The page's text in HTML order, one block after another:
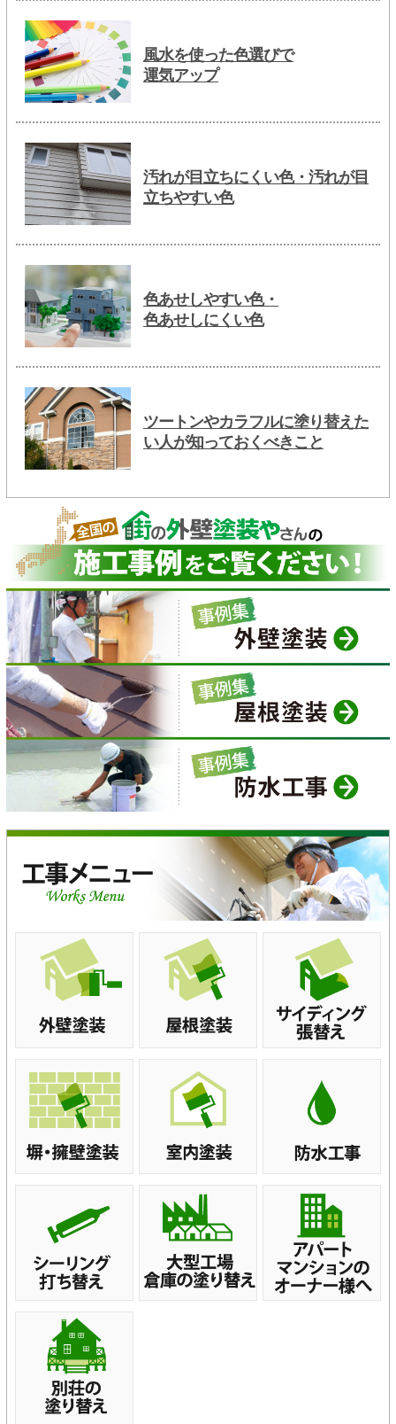
風水を使った色選びで
運気アップ
汚れが目立ちにくい色・汚れが目
立ちやすい色
色あせしやすい色・
色あせしにくい色
ツートンやカラフルに塗り替えた
い人が知っておくべきこと